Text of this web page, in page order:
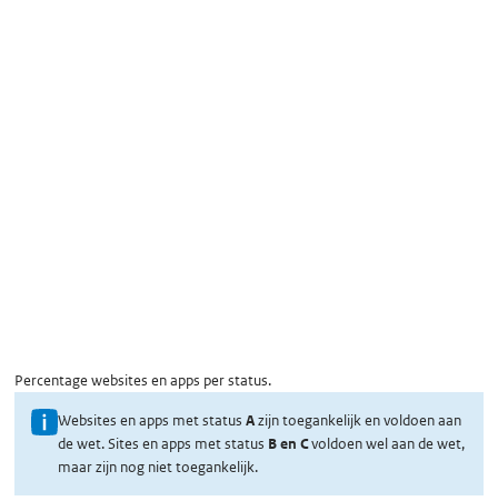
Percentage websites en apps per status.
U
i
Websites en apps met statusAzijn toegankelijk en voldoen aan
de wet. Sites en apps met status B en Cvoldoen wel aan de wet,
maar zijn nog niet toegankelijk.